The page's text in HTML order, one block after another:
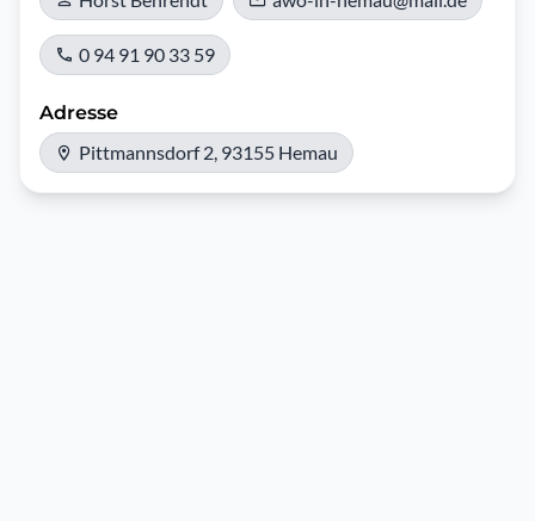
0 94 91 90 33 59
Adresse
Pittmannsdorf 2, 93155 Hemau